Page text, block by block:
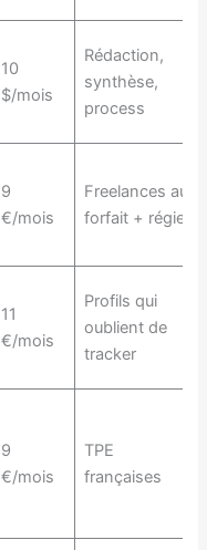
10
$/mois
Rédaction,
synthèse,
process
9
€/mois
Freelances au
forfait + régie
11
€/mois
Profils qui
oublient de
tracker
9
€/mois
TPE
françaises